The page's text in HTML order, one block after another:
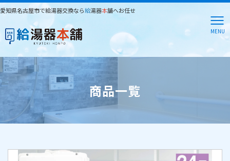
愛知県名古屋市で給湯器交換なら給湯器本舗へお任せ
MENU
商品一覧